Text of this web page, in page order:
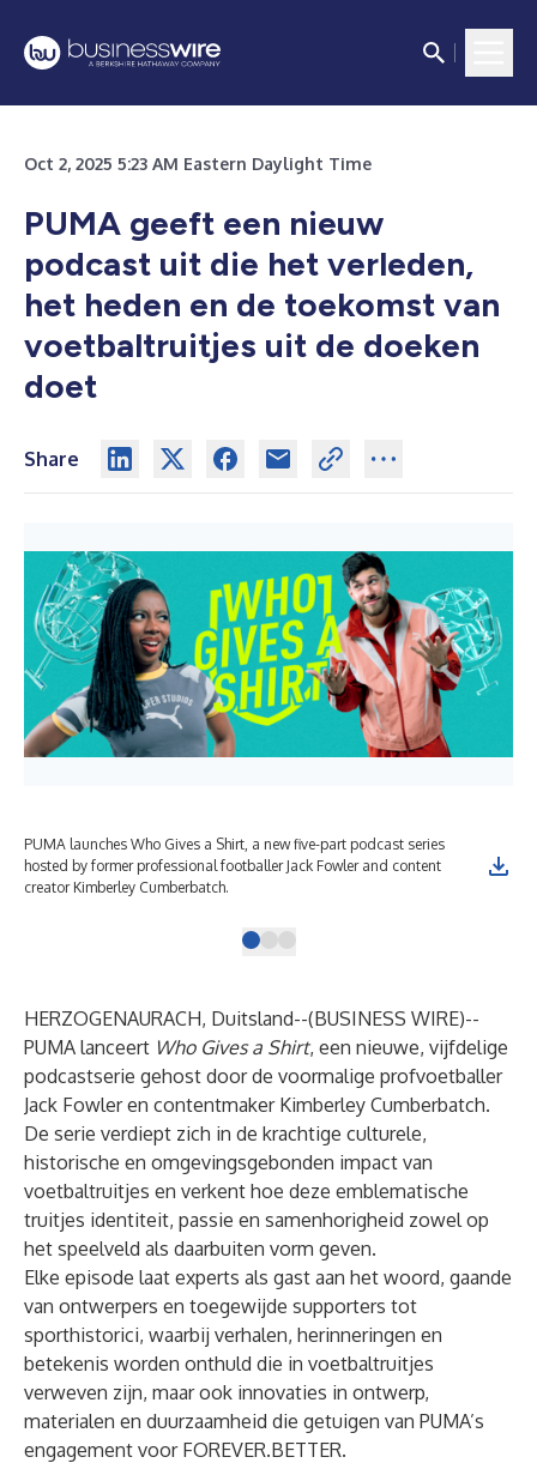
Oct 2, 2025 5:23 AM Eastern Daylight Time
PUMA geeft een nieuw
podcast uit die het verleden,
het heden en de toekomst van
voetbaltruitjes uit de doeken
doet
Share
PUMA launches Who Gives a Shirt, a new five-part podcast series
hosted by former professional footballer Jack Fowler and content
creator Kimberley Cumberbatch.
HERZOGENAURACH, Duitsland--(BUSINESS WIRE)--
PUMA lanceert Who Gives a Shirt, een nieuwe, vijfdelige
podcastserie gehost door de voormalige profvoetballer
Jack Fowler en contentmaker Kimberley Cumberbatch.
De serie verdiept zich in de krachtige culturele,
historische en omgevingsgebonden impact van
voetbaltruitjes en verkent hoe deze emblematische
truitjes identiteit, passie en samenhorigheid zowel op
het speelveld als daarbuiten vorm geven.
Elke episode laat experts als gast aan het woord, gaande
van ontwerpers en toegewijde supporters tot
sporthistorici, waarbij verhalen, herinneringen en
betekenis worden onthuld die in voetbaltruitjes
verweven zijn, maar ook innovaties in ontwerp,
materialen en duurzaamheid die getuigen van PUMA’s
engagement voor FOREVER.BETTER.